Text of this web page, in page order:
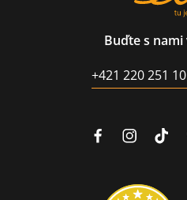
Buďte s
+421 220 251